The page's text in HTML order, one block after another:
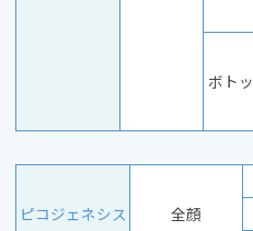
ボト
ピコジェネシス 全顔